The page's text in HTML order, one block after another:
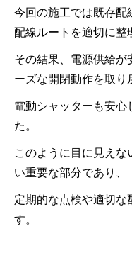
今回の施工では既存配
配線ルートを適切に整
その結果、電源供給が
ーズな開閉動作を取り
電動シャッターも安心
た。
このように目に見え
い重要な部分であり、
定期的な点検や適切な
す。